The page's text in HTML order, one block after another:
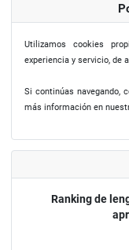
Utilizamos cookies
experiencia y servicio, de
Si continúas navegando,
más información en
Ranking de